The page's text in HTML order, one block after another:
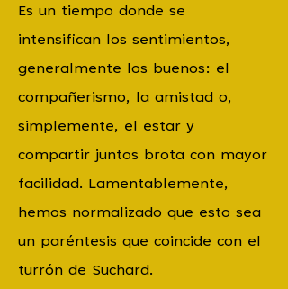
Es un tiempo donde se
intensifican los sentimientos,
generalmente los buenos: el
compañerismo, la amistad o,
simplemente, el estar y
compartir juntos brota con mayor
facilidad. Lamentablemente,
hemos normalizado que esto sea
un paréntesis que coincide con el
turrón de Suchard.